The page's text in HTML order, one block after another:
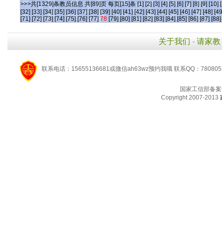
>>>共[1329]条教员信息 共[89]页 每页[15]条 [1] [2] [3] [4] [5] [6] [7] [8] [9] [10]
[32] [33] [34] [35] [36] [37] [38] [39] [40] [41] [42] [43] [44] [45] [46] [47] [48]
[71] [72] [73] [74] [75] [76] [77] 78 [79] [80] [81] [82] [83] [84] [85] [86] [87] [88]
关于我们 - 请家教
联系电话：15655136681或微信ah63wz预约我哦 联系QQ：
国家工信部备
Copyright 2007-2013